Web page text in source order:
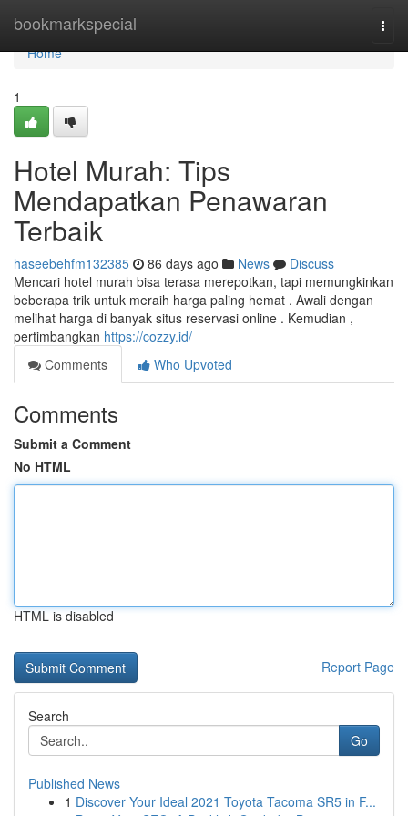
bookmarkspecial
Home
Home
1
Hotel Murah: Tips
Mendapatkan Penawaran
Terbaik
haseebehfm132385 86 days ago News
Discuss
Mencari hotel murah bisa terasa merepotkan, tapi memungkinkan
beberapa trik untuk meraih harga paling hemat . Awali dengan
melihat harga di banyak situs reservasi online . Kemudian ,
pertimbangkan https://cozzy.id/
Comments
Who Upvoted
Comments
Submit a Comment
No HTML
HTML is disabled
Report Page
Search
Go
Published News
1 Discover Your Ideal 2021 Toyota Tacoma SR5 in F...